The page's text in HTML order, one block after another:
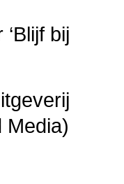
bij
Media)